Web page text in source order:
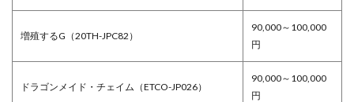
増殖するG（20TH-JPC82）
90,000～100,000
円
ドラゴンメイド・チェイム（ETCO-JP026）
90,000～100,000
円